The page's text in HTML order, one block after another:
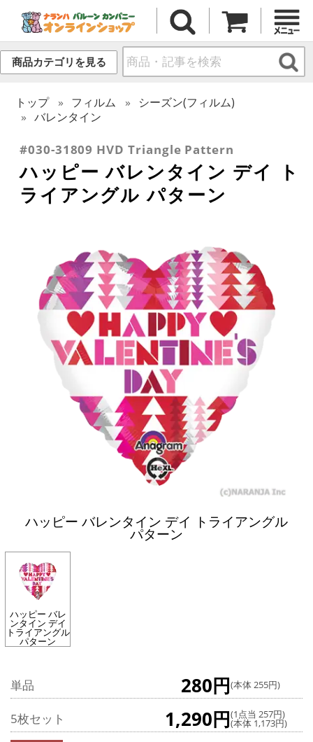
商品カテゴリを見る
トップ フィルム
シーズン(フィルム)
バレンタイン
#030-31809 HVD Triangle Pattern
ハッピー バレンタイン デイ ト
ライアングル パターン
ハッピー バレンタイン デイ トライアングル
パターン
ハッピー バレ
ンタイン デイ
トライアングル
パターン
単品 280円(本体 255円)
5枚セット 1,290円(1点当 257円)
(本体 1,173円)